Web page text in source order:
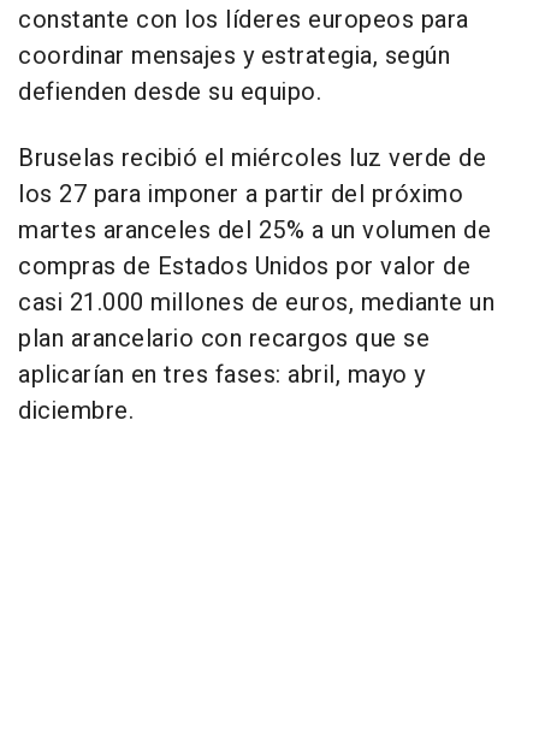
constante con los líderes europeos para
coordinar mensajes y estrategia, según
defienden desde su equipo.
Bruselas recibió el miércoles luz verde de
los 27 para imponer a partir del próximo
martes aranceles del 25% a un volumen de
compras de Estados Unidos por valor de
casi 21.000 millones de euros, mediante un
plan arancelario con recargos que se
aplicarían en tres fases: abril, mayo y
diciembre.